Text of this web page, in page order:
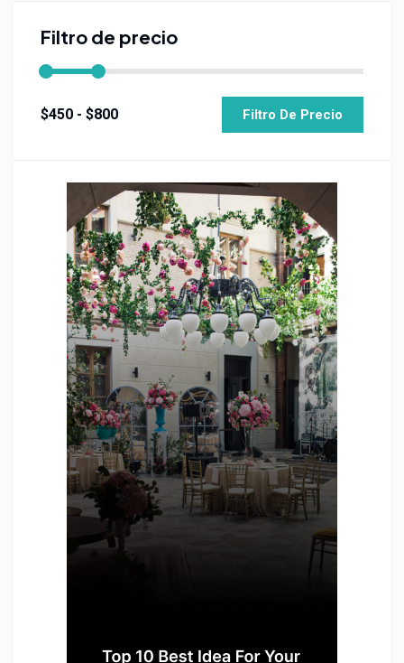
Filtro de precio
Filtro De Precio